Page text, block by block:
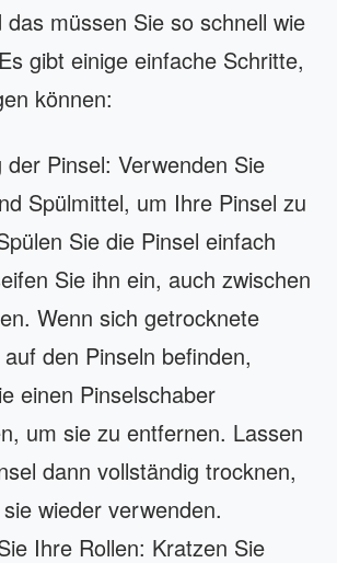
das müssen Sie so schnell wie
gibt einige einfache Schritte,
können:
der Pinsel: Verwenden Sie
Spülmittel, um Ihre Pinsel zu
Sie die Pinsel einfach
Sie ihn ein, auch zwischen
Wenn sich getrocknete
den Pinseln befinden,
einen Pinselschaber
um sie zu entfernen. Lassen
dann vollständig trocknen,
wieder verwenden.
Ihre Rollen: Kratzen Sie